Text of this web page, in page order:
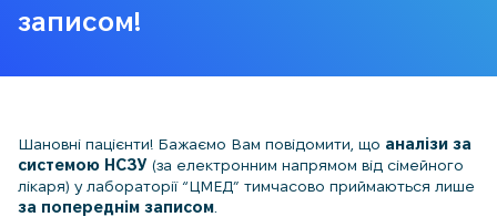
записом!
Шановні пацієнти! Бажаємо Вам повідомити, що аналізи за
системою НСЗУ (за електронним напрямом від сімейного
лікаря) у лабораторії “ЦМЕД” тимчасово приймаються лише
за попереднім записом